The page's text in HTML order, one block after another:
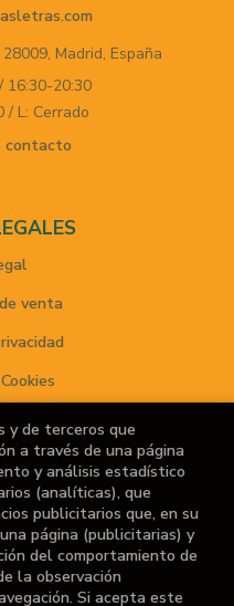
28009, Madrid, España
16:30-20:30
/ L: Cerrado
contacto
venta
CLIENTE
que buscas?
y de terceros que
a través de una página
y análisis estadístico
(analíticas), que
publicitarios que, en su
página (publicitarias) y
del comportamiento de
la observación
Si acepta este